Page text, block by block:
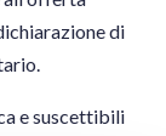
di
e suscettibili